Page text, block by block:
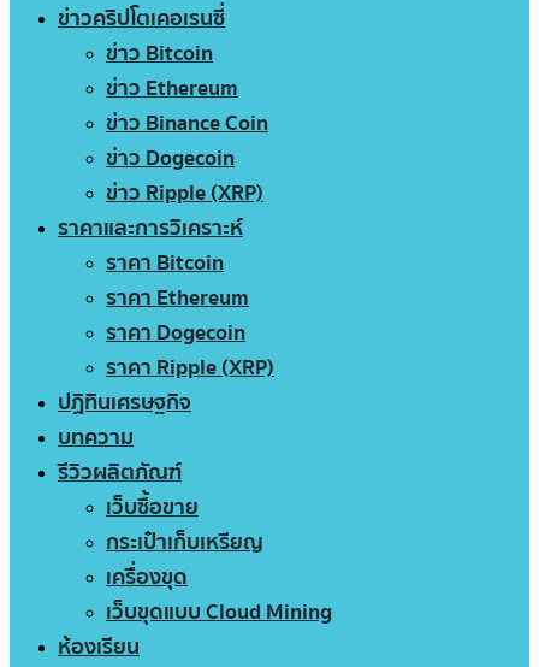
ข่าวคริปโตเคอเรนซี่
ข่าว Bitcoin
ข่าว Ethereum
ข่าว Binance Coin
ข่าว Dogecoin
ข่าว Ripple (XRP)
ราคาและการวิเคราะห์
ราคา Bitcoin
ราคา Ethereum
ราคา Dogecoin
ราคา Ripple (XRP)
ปฏิทินเศรษฐกิจ
บทความ
รีวิวผลิตภัณฑ์
เว็บซื้อขาย
กระเป๋าเก็บเหรียญ
เครื่องขุด
เว็บขุดแบบ Cloud Mining
ห้องเรียน